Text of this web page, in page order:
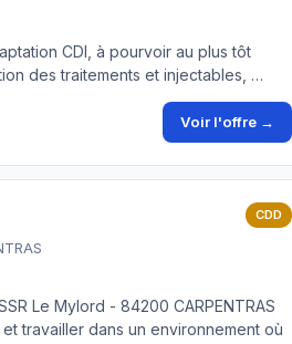
CDI, à pourvoir au plus tôt
des traitements et injectables, …
Voir l'offre →
CDD
Le Mylord - 84200 CARPENTRAS
travailler dans un environnement où